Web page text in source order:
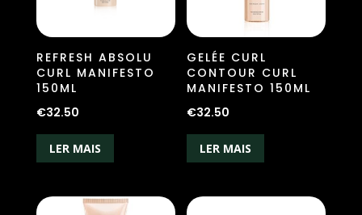
REFRESH ABSOLU
CURL MANIFESTO
150ML
€32.50
LER MAIS
GELÉE CURL
CONTOUR CURL
MANIFESTO 150ML
€32.50
LER MAIS